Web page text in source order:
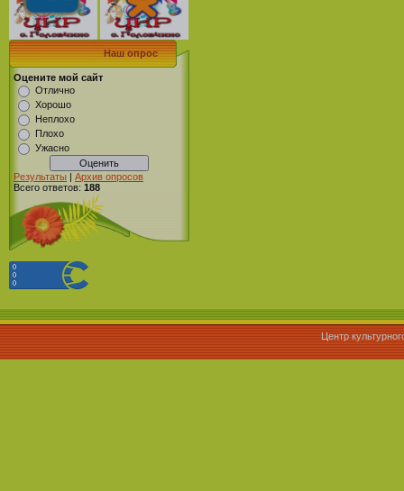
Наш опрос
Оцените мой сайт
Отлично
Хорошо
Неплохо
Плохо
Ужасно
Результаты | Архив опросов
Всего ответов: 188
Центр